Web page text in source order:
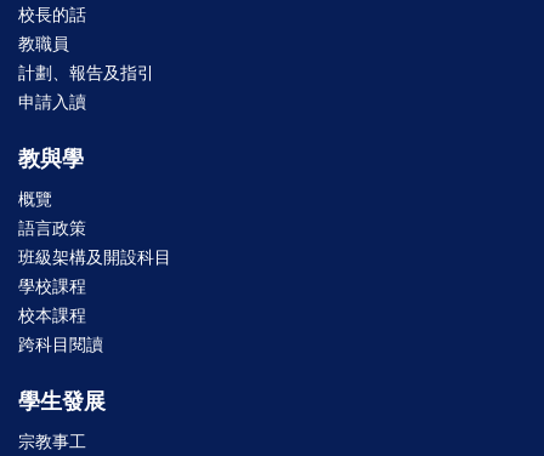
校長的話
教職員
計劃、報告及指引
申請入讀
教與學
概覽
語言政策
班級架構及開設科目
學校課程
校本課程
跨科目閱讀
學生發展
宗教事工